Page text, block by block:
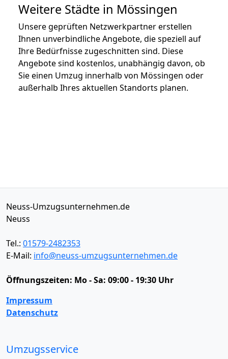
Weitere Städte in Mössingen
Unsere geprüften Netzwerkpartner erstellen
Ihnen unverbindliche Angebote, die speziell auf
Ihre Bedürfnisse zugeschnitten sind. Diese
Angebote sind kostenlos, unabhängig davon, ob
Sie einen Umzug innerhalb von Mössingen oder
außerhalb Ihres aktuellen Standorts planen.
Neuss-Umzugsunternehmen.de
Neuss
Tel.: 01579-2482353
E-Mail: info@neuss-umzugsunternehmen.de
Öffnungszeiten: Mo - Sa: 09:00 - 19:30 Uhr
Impressum
Datenschutz
Umzugsservice